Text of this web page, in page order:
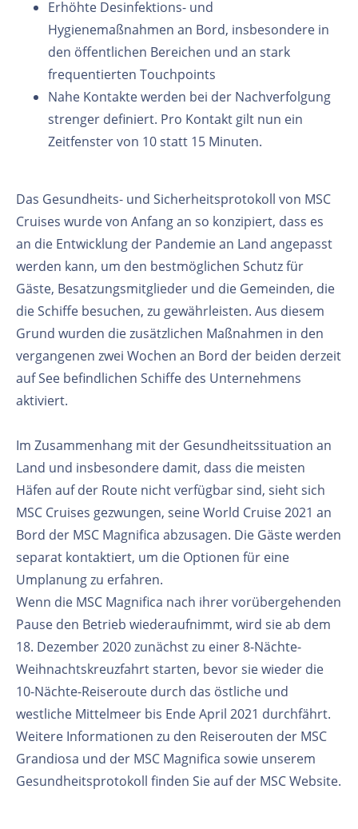
Erhöhte Desinfektions- und
Hygienemaßnahmen an Bord, insbesondere in
den öffentlichen Bereichen und an stark
frequentierten Touchpoints
Nahe Kontakte werden bei der Nachverfolgung
strenger definiert. Pro Kontakt gilt nun ein
Zeitfenster von 10 statt 15 Minuten.
Das Gesundheits- und Sicherheitsprotokoll von MSC
Cruises wurde von Anfang an so konzipiert, dass es
an die Entwicklung der Pandemie an Land angepasst
werden kann, um den bestmöglichen Schutz für
Gäste, Besatzungsmitglieder und die Gemeinden, die
die Schiffe besuchen, zu gewährleisten. Aus diesem
Grund wurden die zusätzlichen Maßnahmen in den
vergangenen zwei Wochen an Bord der beiden derzeit
auf See befindlichen Schiffe des Unternehmens
aktiviert.
Im Zusammenhang mit der Gesundheitssituation an
Land und insbesondere damit, dass die meisten
Häfen auf der Route nicht verfügbar sind, sieht sich
MSC Cruises gezwungen, seine World Cruise 2021 an
Bord der MSC Magnifica abzusagen. Die Gäste werden
separat kontaktiert, um die Optionen für eine
Umplanung zu erfahren.
Wenn die MSC Magnifica nach ihrer vorübergehenden
Pause den Betrieb wiederaufnimmt, wird sie ab dem
18. Dezember 2020 zunächst zu einer 8-Nächte-
Weihnachtskreuzfahrt starten, bevor sie wieder die
10-Nächte-Reiseroute durch das östliche und
westliche Mittelmeer bis Ende April 2021 durchfährt.
Weitere Informationen zu den Reiserouten der MSC
Grandiosa und der MSC Magnifica sowie unserem
Gesundheitsprotokoll finden Sie auf der MSC Website.